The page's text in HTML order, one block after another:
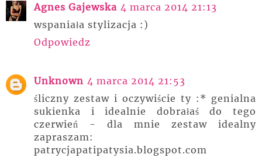
Agnes Gajewska 4 marca 2014 21:13
wspaniała stylizacja :)
Odpowiedz
Unknown 4 marca 2014 21:53
śliczny zestaw i oczywiście ty :* genialna
sukienka i idealnie dobrałaś do tego
czerwień - dla mnie zestaw idealny
zapraszam:
patrycjapatipatysia.blogspot.com